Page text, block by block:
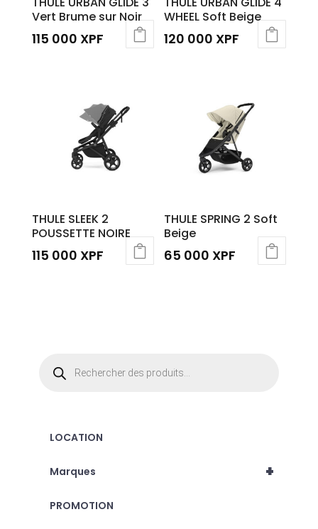
Vert Brume sur Noir
115 000 XPF
WHEEL Soft Beige
120 000 XPF
THULE SLEEK 2
POUSSETTE NOIRE
115 000 XPF
THULE SPRING 2 Soft
Beige
65 000 XPF
produits
LOCATION
+
Marques
PROMOTION